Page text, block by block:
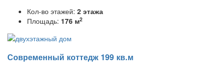
Кол-во этажей: 2 этажа
Площадь: 176 м2
Современный коттедж 199 кв.м